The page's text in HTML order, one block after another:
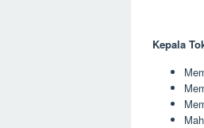
Kepala